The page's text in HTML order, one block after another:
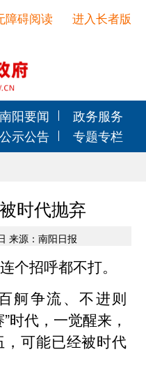
进入长者版
障碍阅读
南阳要闻
政务服务
公示公告
专题专栏
时代抛弃
来源：南阳日报
个招呼都不打。
舸争流、不进则
时代，一觉醒来，
可能已经被时代